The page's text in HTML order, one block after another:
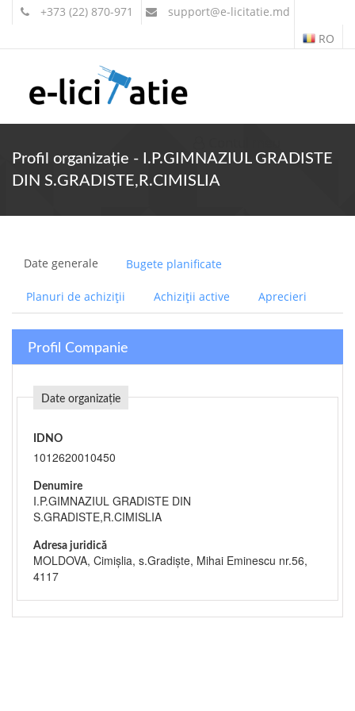
+373 (22) 870-971 support@e-licitatie.md
RO
Profil organizație - I.P.GIMNAZIUL GRADISTE
DIN S.GRADISTE,R.CIMISLIA
Date generale Bugete planificate
Planuri de achiziții Achiziții active Aprecieri
Profil Companie
Date organizație
IDNO
1012620010450
Denumire
I.P.GIMNAZIUL GRADISTE DIN
S.GRADISTE,R.CIMISLIA
Adresa juridică
MOLDOVA, Cimişlia, s.Gradişte, Mihai Eminescu nr.56,
4117